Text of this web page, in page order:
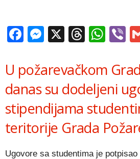
Facebook
Messenger
X
U požarevačkom
danas su dodeljeni
stipendijama
teritorije Grada
Ugovore sa studentima je